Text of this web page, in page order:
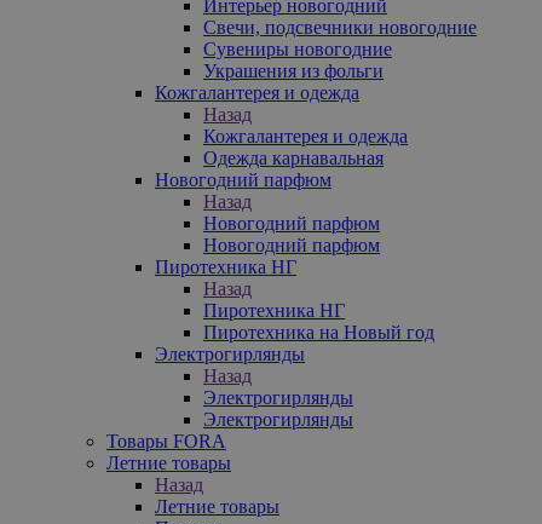
Интерьер новогодний
Свечи, подсвечники новогодние
Сувениры новогодние
Украшения из фольги
Кожгалантерея и одежда
Назад
Кожгалантерея и одежда
Одежда карнавальная
Новогодний парфюм
Назад
Новогодний парфюм
Новогодний парфюм
Пиротехника НГ
Назад
Пиротехника НГ
Пиротехника на Новый год
Электрогирлянды
Назад
Электрогирлянды
Электрогирлянды
Товары FORA
Летние товары
Назад
Летние товары